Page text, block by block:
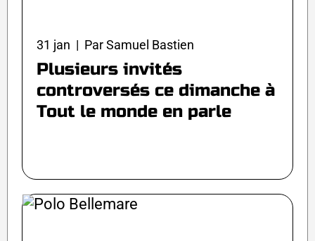
31 jan | Par Samuel Bastien
Plusieurs invités
controversés ce dimanche à
Tout le monde en parle